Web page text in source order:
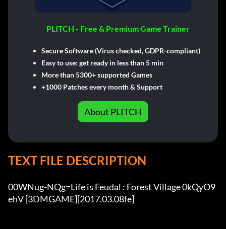
PLITCH - Free & Premium Game Trainer
Secure Software (Virus checked, GDPR-compliant)
Easy to use: get ready in less than 5 min
More than 5300+ supported Games
+1000 Patches every month & Support
About PLITCH
TEXT FILE DESCRIPTION
00WNug-NQg=Life is Feudal : Forest Village 0kQyO9
ehV [3DMGAME][2017.03.08fe]